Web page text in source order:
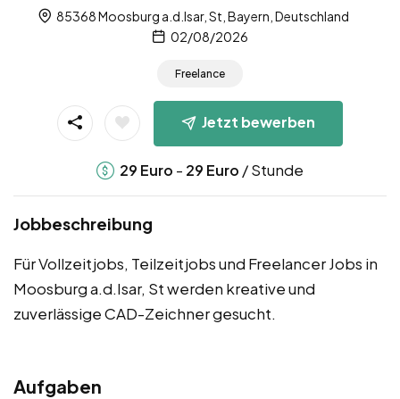
85368 Moosburg a.d.Isar, St, Bayern, Deutschland
02/08/2026
Freelance
Jetzt bewerben
29 Euro - 29 Euro / Stunde
Jobbeschreibung
Für Vollzeitjobs, Teilzeitjobs und Freelancer Jobs in
Moosburg a.d.Isar, St werden kreative und
zuverlässige CAD-Zeichner gesucht.
Aufgaben